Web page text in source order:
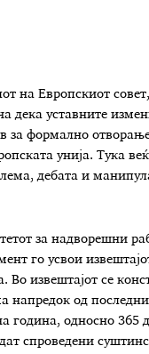
на Европскиот
дека уставните
за формално
унија. Тука
дебата и
за надворешни
го усвои
Во извештајот се
напредок од
година, односно 365
спроведени